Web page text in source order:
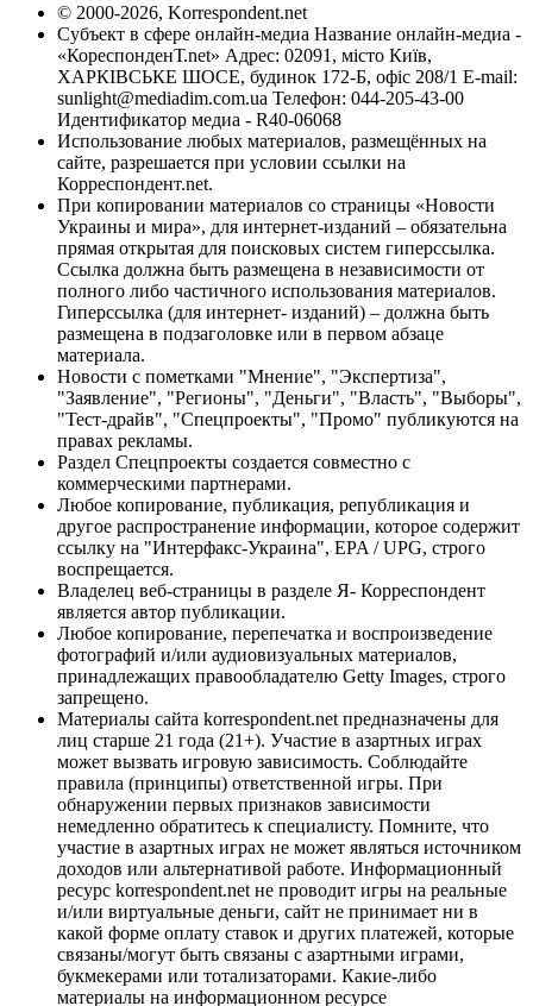
© 2000-2026, Korrespondent.net
Субъект в сфере онлайн-медиа Название онлайн-медиа -
«КореспонденТ.net» Адрес: 02091, місто Київ,
ХАРКІВСЬКЕ ШОСЕ, будинок 172-Б, офіс 208/1 E-mail:
sunlight@mediadim.com.ua Телефон: 044-205-43-00
Идентификатор медиа - R40-06068
Использование любых материалов, размещённых на
сайте, разрешается при условии ссылки на
Корреспондент.net.
При копировании материалов со страницы «Новости
Украины и мира», для интернет-изданий – обязательна
прямая открытая для поисковых систем гиперссылка.
Ссылка должна быть размещена в независимости от
полного либо частичного использования материалов.
Гиперссылка (для интернет- изданий) – должна быть
размещена в подзаголовке или в первом абзаце
материала.
Новости с пометками "Мнение", "Экспертиза",
"Заявление", "Регионы", "Деньги", "Власть", "Выборы",
"Тест-драйв", "Спецпроекты", "Промо" публикуются на
правах рекламы.
Раздел Спецпроекты создается совместно с
коммерческими партнерами.
Любое копирование, публикация, републикация и
другое распространение информации, которое содержит
ссылку на "Интерфакс-Украина", EPA / UPG, строго
воспрещается.
Владелец веб-страницы в разделе Я- Корреспондент
является автор публикации.
Любое копирование, перепечатка и воспроизведение
фотографий и/или аудиовизуальных материалов,
принадлежащих правообладателю Getty Images, строго
запрещено.
Материалы сайта korrespondent.net предназначены для
лиц старше 21 года (21+). Участие в азартных играх
может вызвать игровую зависимость. Соблюдайте
правила (принципы) ответственной игры. При
обнаружении первых признаков зависимости
немедленно обратитесь к специалисту. Помните, что
участие в азартных играх не может являться источником
доходов или альтернативой работе. Информационный
ресурс korrespondent.net не проводит игры на реальные
и/или виртуальные деньги, сайт не принимает ни в
какой форме оплату ставок и других платежей, которые
связаны/могут быть связаны с азартными играми,
букмекерами или тотализаторами. Какие-либо
материалы на информационном ресурсе